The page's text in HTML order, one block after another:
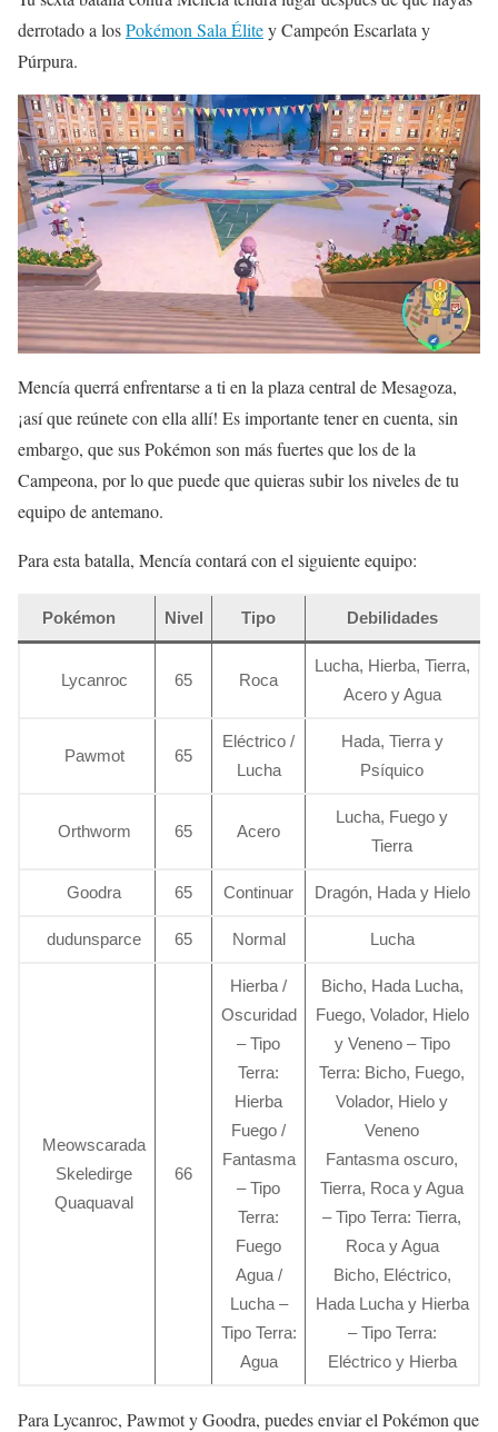
derrotado a losPokémon Sala Élitey Campeón Escarlata y
Púrpura.
Mencía querrá enfrentarse a ti en la plaza central de Mesagoza,
¡así que reúnete con ella allí! Es importante tener en cuenta, sin
embargo, que sus Pokémon son más fuertes que los de la
Campeona, por lo que puede que quieras subir los niveles de tu
equipo de antemano.
Para esta batalla, Mencía contará con el siguiente equipo:
Pokémon Nivel Tipo Debilidades
Lycanroc 65 Roca
Lucha, Hierba, Tierra,
Acero y Agua
Pawmot 65
Eléctrico /
Lucha
Hada, Tierra y
Psíquico
Orthworm 65 Acero
Lucha, Fuego y
Tierra
Goodra 65 Continuar Dragón, Hada y Hielo
dudunsparce 65 Normal Lucha
Meowscarada
Skeledirge
Quaquaval
66
Hierba /
Oscuridad
– Tipo
Terra:
Hierba
Fuego /
Fantasma
– Tipo
Terra:
Fuego
Agua /
Lucha –
Tipo Terra:
Agua
Bicho, Hada Lucha,
Fuego, Volador, Hielo
y Veneno – Tipo
Terra: Bicho, Fuego,
Volador, Hielo y
Veneno
Fantasma oscuro,
Tierra, Roca y Agua
– Tipo Terra: Tierra,
Roca y Agua
Bicho, Eléctrico,
Hada Lucha y Hierba
– Tipo Terra:
Eléctrico y Hierba
Para Lycanroc, Pawmot y Goodra, puedes enviar el Pokémon que